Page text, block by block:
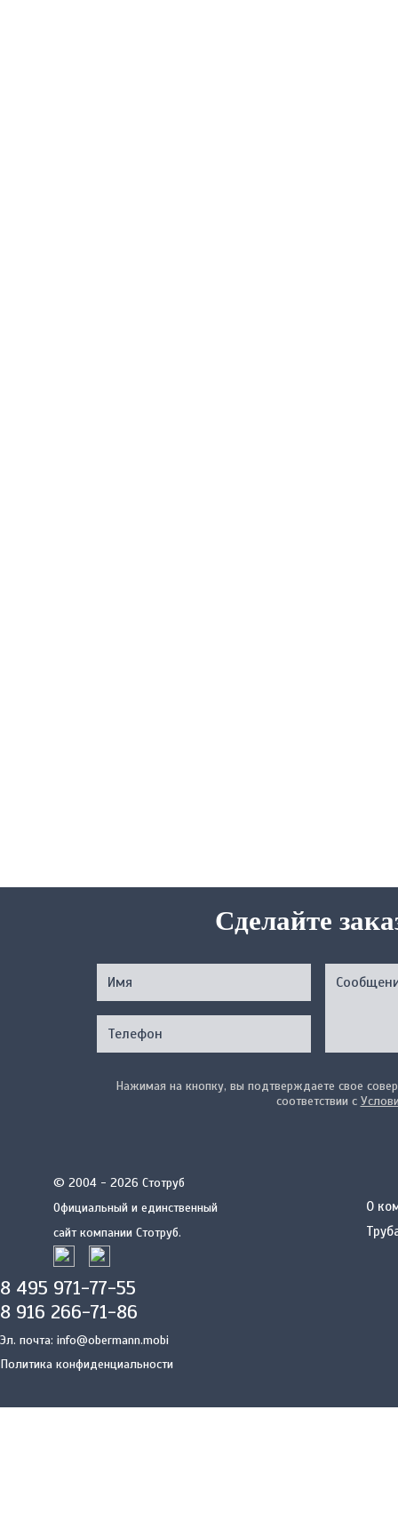
Сделайте
Нажимая на кнопку, вы подтверждаете свое
соответствии с
© 2004 - 2026 Стотруб
Официальный и единственный
сайт компании Стотруб.
О
8 495 971-77-55
8 916 266-71-86
Эл. почта: info@obermann.mobi
Политика конфиденциальности